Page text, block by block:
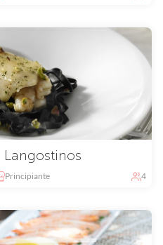
Principiante 4